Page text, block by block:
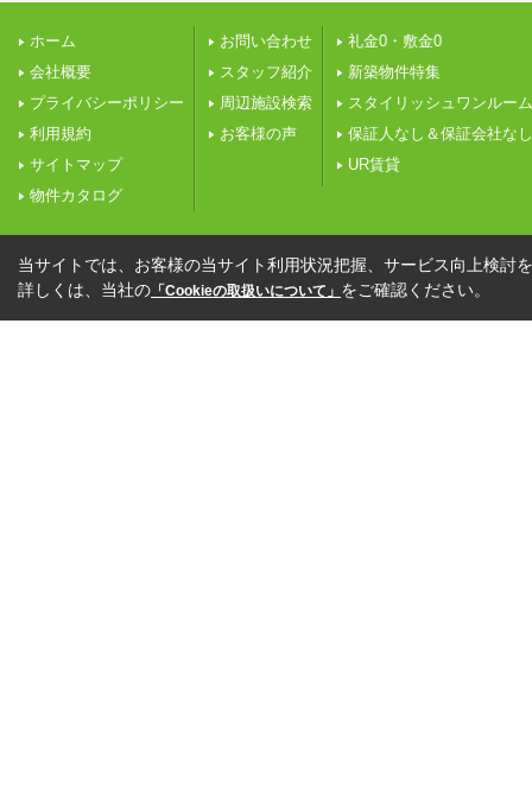
ホーム
会社概要
プライバシーポリシー
利用規約
サイトマップ
物件カタログ
お問い合わせ
スタッフ紹介
周辺施設検索
お客様の声
礼金0・敷金0
新築物件特集
スタイリッシュワンルーム
保証人なし＆保証会社なし
UR賃貸
当サイトでは、お客様の当サイト利用状況把握、サービス向上検討
詳しくは、当社の 「Cookieの取扱いについて」 をご確認ください。